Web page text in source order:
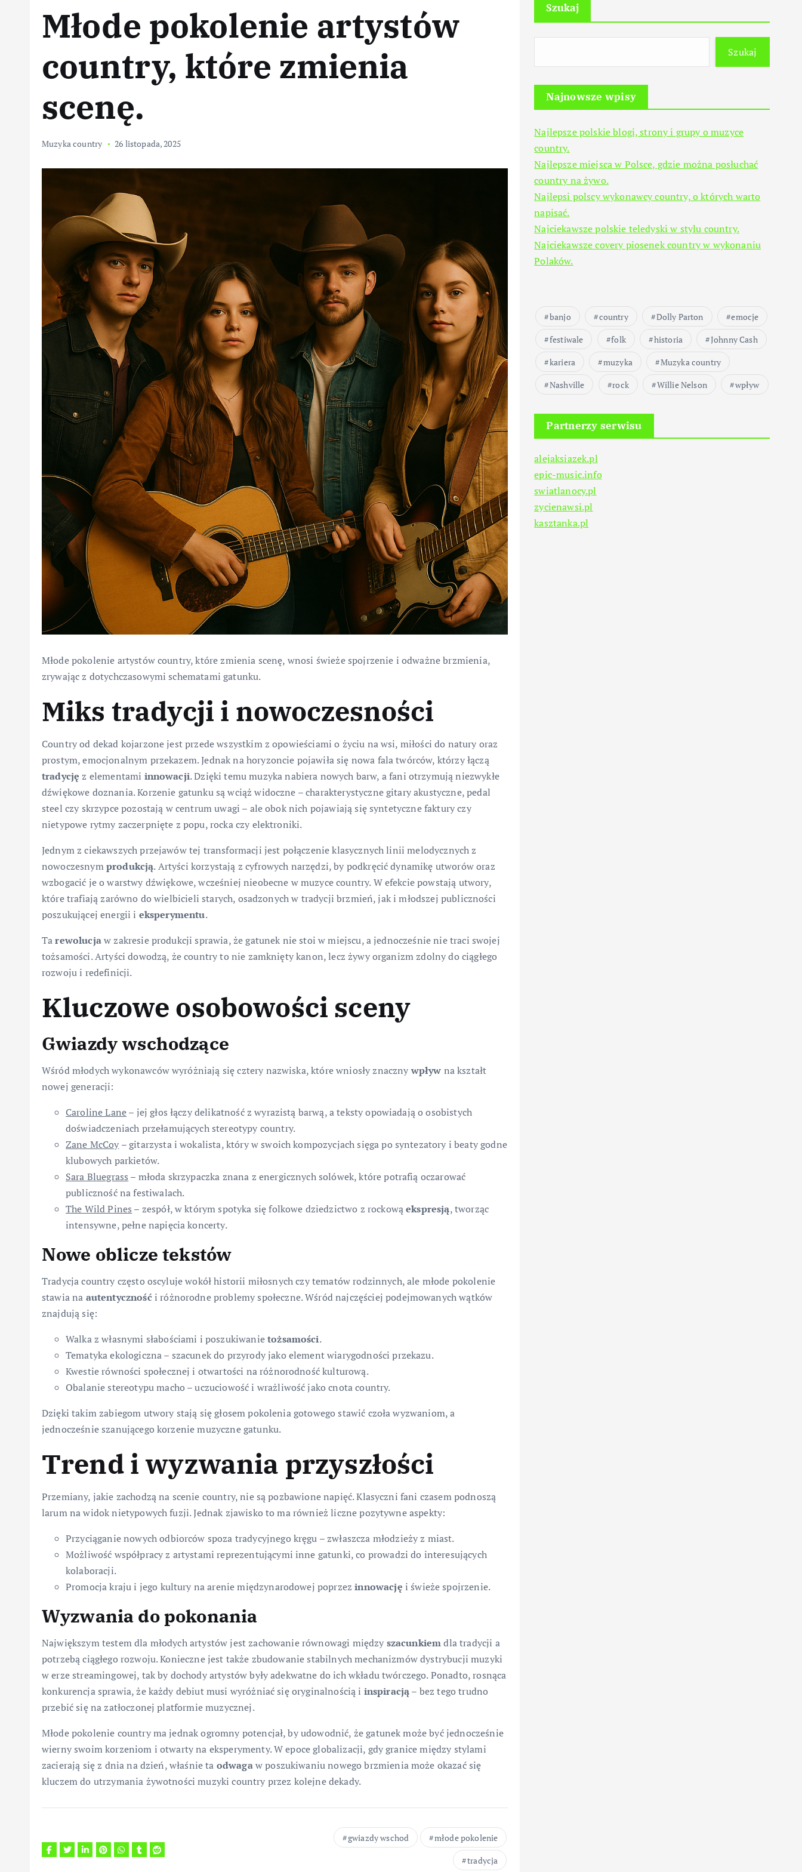
Młode pokolenie artystów
country, które zmienia
scenę.
Muzyka country 26 listopada, 2025
Młode pokolenie artystów country, które zmienia scenę, wnosi świeże spojrzenie i odważne brzmienia,
zrywając z dotychczasowymi schematami gatunku.
Miks tradycji i nowoczesności
Country od dekad kojarzone jest przede wszystkim z opowieściami o życiu na wsi, miłości do natury oraz
prostym, emocjonalnym przekazem. Jednak na horyzoncie pojawiła się nowa fala twórców, którzy łączą
tradycję z elementami innowacji. Dzięki temu muzyka nabiera nowych barw, a fani otrzymują niezwykłe
dźwiękowe doznania. Korzenie gatunku są wciąż widoczne – charakterystyczne gitary akustyczne, pedal
steel czy skrzypce pozostają w centrum uwagi – ale obok nich pojawiają się syntetyczne faktury czy
nietypowe rytmy zaczerpnięte z popu, rocka czy elektroniki.
Jednym z ciekawszych przejawów tej transformacji jest połączenie klasycznych linii melodycznych z
nowoczesnymprodukcją. Artyści korzystają z cyfrowych narzędzi, by podkręcić dynamikę utworów oraz
wzbogacić je o warstwy dźwiękowe, wcześniej nieobecne w muzyce country. W efekcie powstają utwory,
które trafiają zarówno do wielbicieli starych, osadzonych w tradycji brzmień, jak i młodszej publiczności
poszukującej energii i eksperymentu.
Tarewolucjaw zakresie produkcji sprawia, że gatunek nie stoi w miejscu, a jednocześnie nie traci swojej
tożsamości. Artyści dowodzą, że country to nie zamknięty kanon, lecz żywy organizm zdolny do ciągłego
rozwoju i redefinicji.
Kluczowe osobowości sceny
Gwiazdy wschodzące
Wśród młodych wykonawców wyróżniają się cztery nazwiska, które wniosły znacznywpływ na kształt
nowej generacji:
Caroline Lane– jej głos łączy delikatność z wyrazistą barwą, a teksty opowiadają o osobistych
doświadczeniach przełamujących stereotypy country.
Zane McCoy – gitarzysta i wokalista, który w swoich kompozycjach sięga po syntezatory i beaty godne
klubowych parkietów.
Sara Bluegrass – młoda skrzypaczka znana z energicznych solówek, które potrafią oczarować
publiczność na festiwalach.
The Wild Pines – zespół, w którym spotyka się folkowe dziedzictwo z rockowąekspresją, tworząc
intensywne, pełne napięcia koncerty.
Nowe oblicze tekstów
Tradycja country często oscyluje wokół historii miłosnych czy tematów rodzinnych, ale młode pokolenie
stawia na autentyczność i różnorodne problemy społeczne. Wśród najczęściej podejmowanych wątków
znajdują się:
Walka z własnymi słabościami i poszukiwanietożsamości.
Tematyka ekologiczna – szacunek do przyrody jako element wiarygodności przekazu.
Kwestie równości społecznej i otwartości na różnorodność kulturową.
Obalanie stereotypu macho – uczuciowość i wrażliwość jako cnota country.
Dzięki takim zabiegom utwory stają się głosem pokolenia gotowego stawić czoła wyzwaniom, a
jednocześnie szanującego korzenie muzyczne gatunku.
Trend i wyzwania przyszłości
Przemiany, jakie zachodzą na scenie country, nie są pozbawione napięć. Klasyczni fani czasem podnoszą
larum na widok nietypowych fuzji. Jednak zjawisko to ma również liczne pozytywne aspekty:
Przyciąganie nowych odbiorców spoza tradycyjnego kręgu – zwłaszcza młodzieży z miast.
Możliwość współpracy z artystami reprezentującymi inne gatunki, co prowadzi do interesujących
kolaboracji.
Promocja kraju i jego kultury na arenie międzynarodowej poprzezinnowację i świeże spojrzenie.
Wyzwania do pokonania
Największym testem dla młodych artystów jest zachowanie równowagi między szacunkiemdla tradycji a
potrzebą ciągłego rozwoju. Konieczne jest także zbudowanie stabilnych mechanizmów dystrybucji muzyki
w erze streamingowej, tak by dochody artystów były adekwatne do ich wkładu twórczego. Ponadto, rosnąca
konkurencja sprawia, że każdy debiut musi wyróżniać się oryginalnością i inspiracją– bez tego trudno
przebić się na zatłoczonej platformie muzycznej.
Młode pokolenie country ma jednak ogromny potencjał, by udowodnić, że gatunek może być jednocześnie
wierny swoim korzeniom i otwarty na eksperymenty. W epoce globalizacji, gdy granice między stylami
zacierają się z dnia na dzień, właśnie ta odwagaw poszukiwaniu nowego brzmienia może okazać się
kluczem do utrzymania żywotności muzyki country przez kolejne dekady.
gwiazdy wschod
młode pokolenie
tradycja
Szukaj
Szukaj
Najnowsze wpisy
Najlepsze polskie blogi, strony i grupy o muzyce
country.
Najlepsze miejsca w Polsce, gdzie można posłuchać
country na żywo.
Najlepsi polscy wykonawcy country, o których warto
napisać.
Najciekawsze polskie teledyski w stylu country.
Najciekawsze covery piosenek country w wykonaniu
Polaków.
banjo country Dolly Parton
emocje
festiwale
folk historia
Johnny Cash
kariera
muzyka
Muzyka country
Nashville
rock Willie Nelson wpływ
Partnerzy serwisu
alejaksiazek.pl
epic-music.info
swiatlanocy.pl
zycienawsi.pl
kasztanka.pl